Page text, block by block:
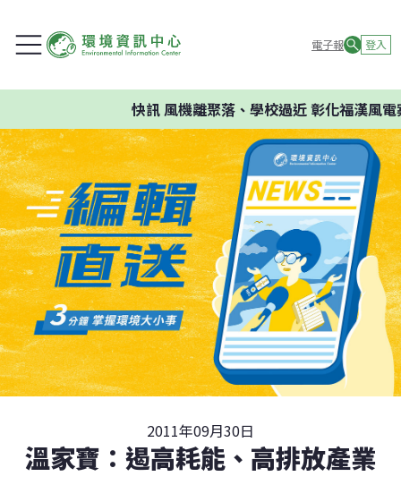
電子報 登入
快訊風機離聚落、學校過近 彰化福漢風電
2011年09月30日
溫家寶：遏高耗能、高排放產業